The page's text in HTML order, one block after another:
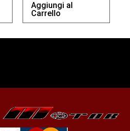
Aggiungi al
Carrello